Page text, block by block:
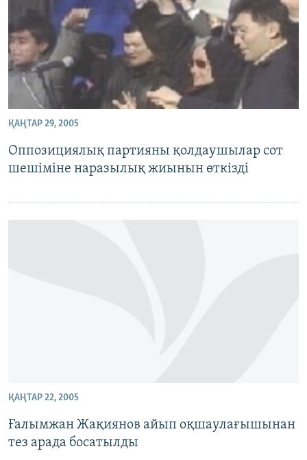
ҚАҢТАР 29, 2005
Оппозициялық партияны қолдаушылар сот
шешіміне наразылық жиынын өткізді
ҚАҢТАР 22, 2005
Ғалымжан Жақиянов айып оқшаулағышынан
тез арада босатылды